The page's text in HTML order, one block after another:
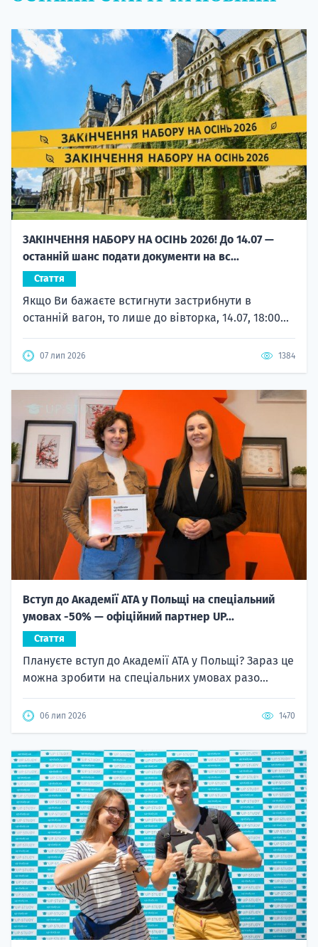
ЗАКІНЧЕННЯ НАБОРУ НА ОСІНЬ 2026! До 14.07 —
останній шанс подати документи на вс...
Стаття
Якщо Ви бажаєте встигнути застрибнути в
останній вагон, то лише до вівторка, 14.07, 18:00...
07 лип 2026 1384
Вступ до Академії ATA у Польщі на спеціальний
умовах -50% — офіційний партнер UP...
Стаття
Плануєте вступ до Академії ATA у Польщі? Зараз це
можна зробити на спеціальних умовах разо...
06 лип 2026 1470